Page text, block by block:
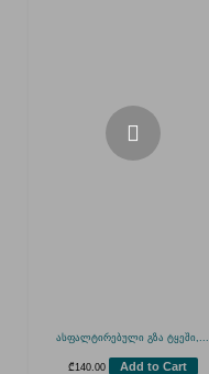
ასფალტირებული გზა ტყეში,...
₾ 140.00 Add to Cart